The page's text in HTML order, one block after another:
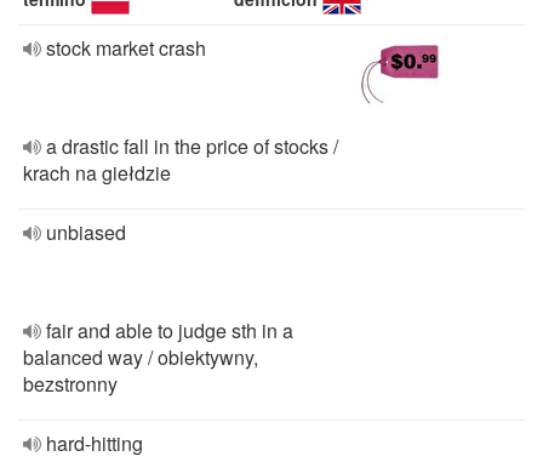
stock market crash
a drastic fall in the price of stocks /
krach na giełdzie
unbiased
fair and able to judge sth in a
balanced way / obiektywny,
bezstronny
hard-hitting